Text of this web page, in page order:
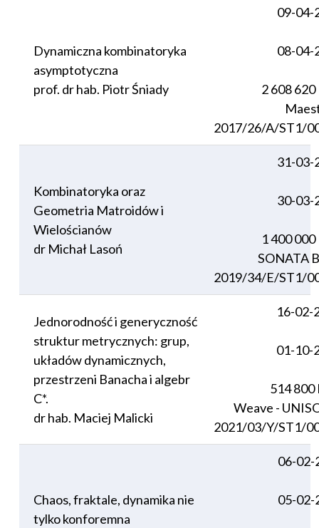
Dynamiczna kombinatoryka
asymptotyczna
prof. dr hab. Piotr Śniady
09-04-
08-04-
2 608 620
2017/26/A/ST1/
Kombinatoryka oraz
Geometria Matroidów i
Wielościanów
dr Michał Lasoń
31-03-
30-03-
1 400 000
SONATA
2019/34/E/ST1/
Jednorodność i generyczność
struktur metrycznych: grup,
układów dynamicznych,
przestrzeni Banacha i algebr
C*.
dr hab. Maciej Malicki
16-02-
01-10-
514 800
Weave -
2021/03/Y/ST1/
Chaos, fraktale, dynamika nie
tylko konforemna
06-02-
05-02-